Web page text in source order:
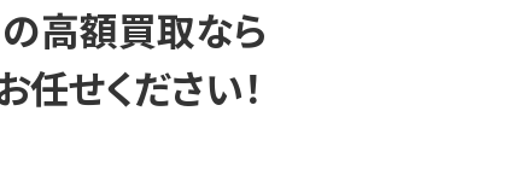
高額買取なら
任せください！